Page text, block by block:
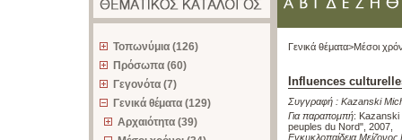
Τοπωνύμια (126)
Πρόσωπα (60)
Γεγονότα (7)
Γενικά θέματα (129)
Αρχαιότητα (39)
Γενικά θέματα>Μέσοι
Influences
Συγγραφή : Kazanski
Για παραπομπή: Kazanski
peuples du Nord", 2007
Εγκυκλοπαίδεια